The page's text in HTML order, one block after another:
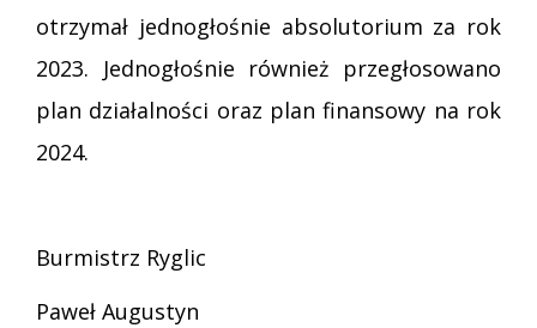
otrzymał jednogłośnie absolutorium za rok
2023. Jednogłośnie również przegłosowano
plan działalności oraz plan finansowy na rok
2024.
Burmistrz Ryglic
Paweł Augustyn